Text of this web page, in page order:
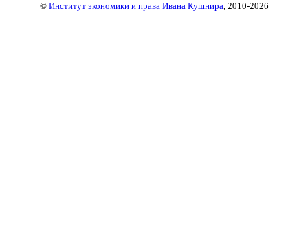
© Институт экономики и права Ивана Кушнира, 2010-2026